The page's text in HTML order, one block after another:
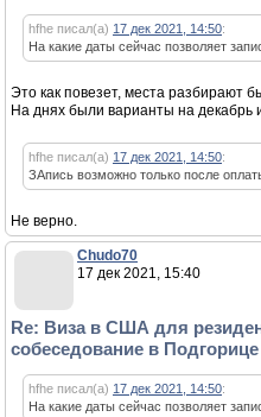
hfhe писал(а) 17 дек 2021, 14:50:
На какие даты сейчас позволяет
Это как повезет, места разбирают
На днях были варианты на декабрь
hfhe писал(а) 17 дек 2021, 14:50:
ЗАпись возможно только после
Не верно.
Chudo70
17 дек 2021, 15:40
Re: Виза в США для
собеседование в Подгорице
hfhe писал(а) 17 дек 2021, 14:50:
На какие даты сейчас позволяет